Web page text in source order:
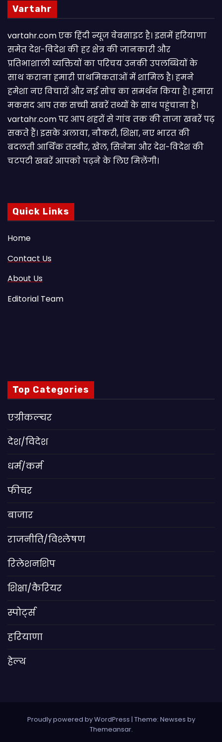
Vartahr
vartahr.com एक हिंदी न्यूज वेबसाइट है। इसमें हरियाणा
समेत देश-विदेश की हर क्षेत्र की जानकारी और
प्रतिभाशाली व्यक्तियों का परिचय उनकी उपलब्धियों के
साथ कराना हमारी प्राथमिकताओं में शामिल है। हमने
हमेशा नए विचारों और नई सोच का समर्थन किया है। हमारा
मकसद आप तक सच्ची खबरें तथ्यों के साथ पहुंचाना है।
vartahr.com पर आप शहरों से गांव तक की ताजा खबरें पढ़
सकते हैं। इसके अलावा, नौकरी, शिक्षा, नए भारत की
बदलती आर्थिक तस्वीर, खेल, सिनेमा और देश-विदेश की
चटपटी खबरें आपकाे पढ़ने के लिए मिलेंगी।
Quick Links
Home
Contact Us
About Us
Editorial Team
Top Categories
एग्रीकल्चर
देश/विदेश
धर्म/कर्म
फीचर
बाजार
राजनीति/विश्लेषण
रिलेशनशिप
शिक्षा/कैरियर
स्पोर्ट्स
हरियाणा
हेल्थ
Proudly powered by WordPress | Theme: Newses by
Themeansar.